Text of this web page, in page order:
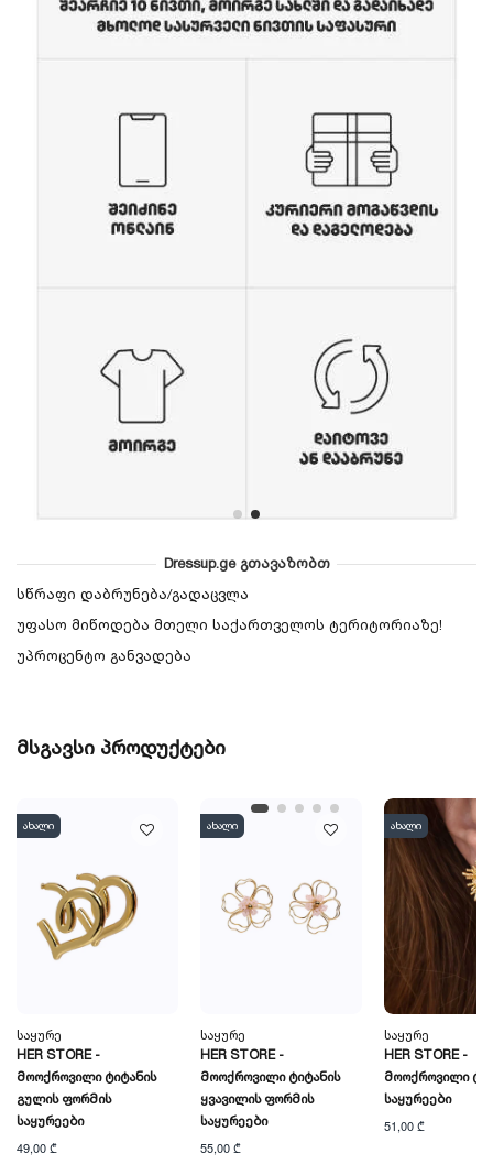
Dressup.ge გთავაზობთ
სწრაფი დაბრუნება/გადაცვლა
უფასო მიწოდება მთელი საქართველოს ტერიტორიაზე!
უპროცენტო განვადება
მსგავსი პროდუქტები
ახალი
Საყურე
HER STORE -
Მოოქროვილი Ტიტანის
Გულის Ფორმის
Საყურეები
49,00 ₾
ახალი
Საყურე
HER STORE -
Მოოქროვილი Ტიტანის
Ყვავილის Ფორმის
Საყურეები
55,00 ₾
ახალი
Საყურე
HER STORE -
Მოოქროვილი
Საყურეები
51,00 ₾